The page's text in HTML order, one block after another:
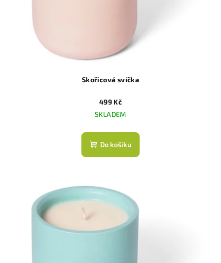
Skořicová svíčka
499 Kč
SKLADEM
Do košíku